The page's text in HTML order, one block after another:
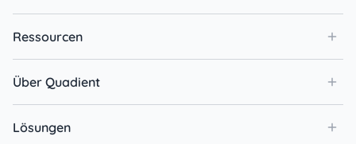
Ressourcen
Über Quadient
Lösungen